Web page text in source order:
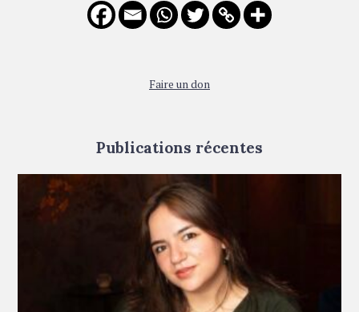
Faire un don
Publications récentes